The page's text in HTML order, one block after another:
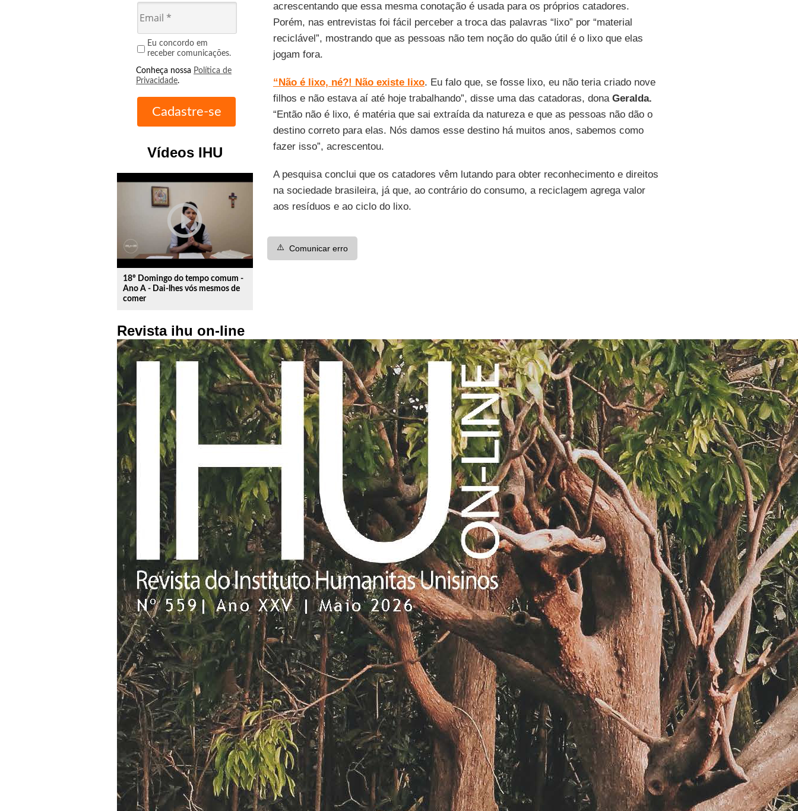
Eu concordo em
receber comunicações.
Conheça nossa Política de
Privacidade.
Vídeos IHU
play_circle_outline
18º Domingo do tempo comum -
Ano A - Dai-lhes vós mesmos de
comer
Revista ihu on-line
acrescentando que essa mesma conotação é usada para os próprios catadores.
Porém, nas entrevistas foi fácil perceber a troca das palavras “lixo” por “material
reciclável”, mostrando que as pessoas não tem noção do quão útil é o lixo que elas
jogam fora.
“Não é lixo, né?! Não existe lixo. Eu falo que, se fosse lixo, eu não teria criado nove
filhos e não estava aí até hoje trabalhando”, disse uma das catadoras, donaGeralda.
“Então não é lixo, é matéria que sai extraída da natureza e que as pessoas não dão o
destino correto para elas. Nós damos esse destino há muitos anos, sabemos como
fazer isso”, acrescentou.
A pesquisa conclui que os catadores vêm lutando para obter reconhecimento e direitos
na sociedade brasileira, já que, ao contrário do consumo, a reciclagem agrega valor
aos resíduos e ao ciclo do lixo.
⚠️ Comunicar erro